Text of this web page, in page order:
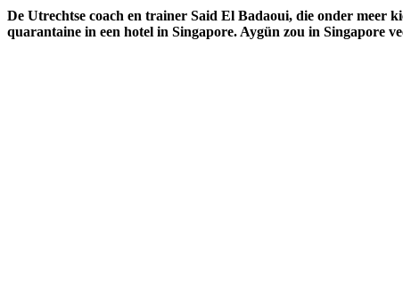
De Utrechtse coach en trainer Said El Badaoui, die onder meer
quarantaine in een hotel in Singapore. Aygün zou in Singapore